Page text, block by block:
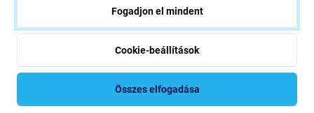
Összeszerelés és tippek:
kínálatunkban megtalálható speciális szerszámok
szükségesek az össze- és szétszereléshez
összeszerelés közben ügyeljen a csatlakozók
törékeny részeire
Fogadjon el mindent
Cookie-beállítások
Összes elfogadása